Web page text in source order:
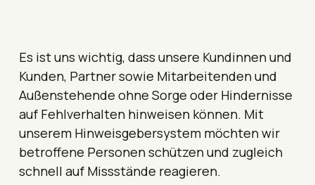
Es ist uns wichtig, dass unsere Kundinnen und
Kunden, Partner sowie Mitarbeitenden und
Außenstehende ohne Sorge oder Hindernisse
auf Fehlverhalten hinweisen können. Mit
unserem Hinweisgebersystem möchten wir
betroffene Personen schützen und zugleich
schnell auf Missstände reagieren.